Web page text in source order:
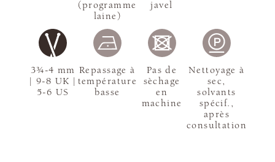
3¾-4 mm
| 9-8 UK |
5-6 US
(programme
laine)
javel
Repassage à
température
basse
Pas de
sèchage
en
machine
Nettoyage à
sec,
solvants
spécif.,
après
consultation